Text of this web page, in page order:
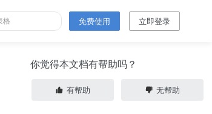
免费使用 立即登录
你觉得本文档有帮助吗？
有帮助 无帮助